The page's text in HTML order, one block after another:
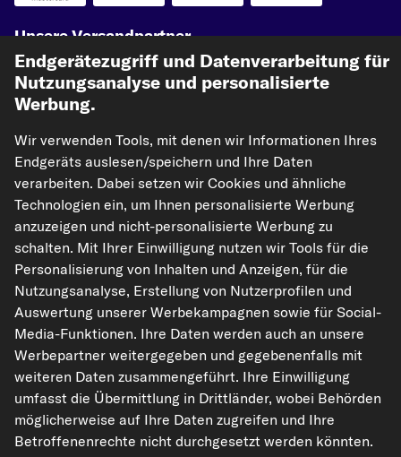
Unsere Versandpartner
kfzteile24.de carpardoo.nl
carpardoo.fr
carpardoo.dk
Die hier dargestellten Daten, insbesondere die gesamte Datenbank, dürfen
nicht vervielfältigt werden. Die Vervielfältigung und Verbreitung der Daten und
der Datenbank ohne vorherige Einwilligung von TecAlliance und/oder die
Einbeziehung Dritter in solche Aktivitäten ist streng verboten. Jegliche
unautorisierte Nutzung von Inhalten stellt eine Verletzung des Urheberrechts
dar und kann rechtliche Schritte nach sich ziehen.
Vertrag widerrufen
Endgerätezugriff und Datenverarbeitung für
Nutzungsanalyse und personalisierte
Werbung.
Wir verwenden Tools, mit denen wir Informationen Ihres
Endgeräts auslesen/speichern und Ihre Daten
verarbeiten. Dabei setzen wir Cookies und ähnliche
Technologien ein, um Ihnen personalisierte Werbung
anzuzeigen und nicht-personalisierte Werbung zu
schalten. Mit Ihrer Einwilligung nutzen wir Tools für die
Personalisierung von Inhalten und Anzeigen, für die
Nutzungsanalyse, Erstellung von Nutzerprofilen und
Auswertung unserer Werbekampagnen sowie für Social-
Media-Funktionen. Ihre Daten werden auch an unsere
Werbepartner weitergegeben und gegebenenfalls mit
weiteren Daten zusammengeführt. Ihre Einwilligung
umfasst die Übermittlung in Drittländer, wobei Behörden
möglicherweise auf Ihre Daten zugreifen und Ihre
Betroffenenrechte nicht durchgesetzt werden könnten.